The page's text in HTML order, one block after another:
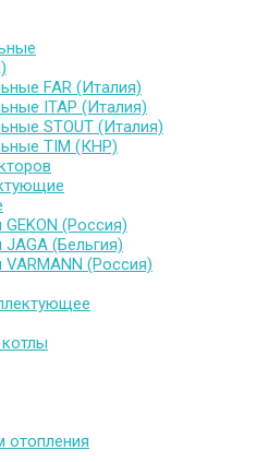
FAR (Италия)
ITAP (Италия)
STOUT (Италия)
TIM (КНР)
(Россия)
(Бельгия)
(Россия)
отопления